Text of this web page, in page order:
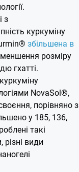
з
куркуміну
збільшена в
розміру
гхатті.
NovaSol®,
порівняно з
у 185, 136,
такі
види